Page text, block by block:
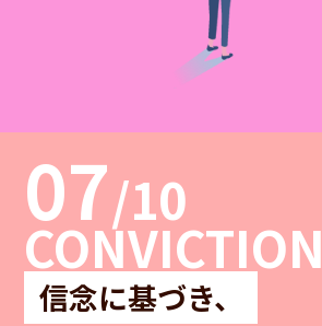
07/10
CONVICTION
信念に基づき、